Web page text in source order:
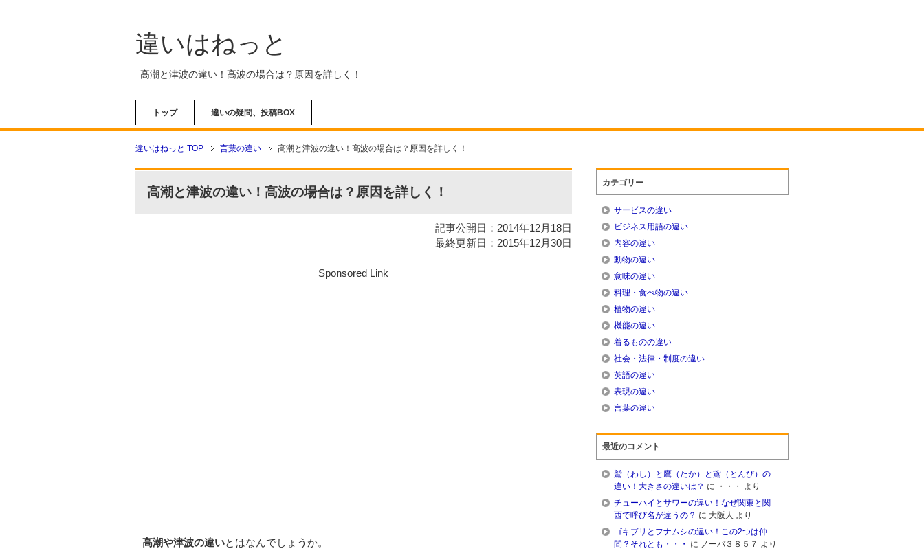
違いはねっと
高潮と津波の違い！高波の場合は？原因を詳しく！
トップ 違いの疑問、投稿BOX
違いはねっと TOP 言葉の違い 高潮と津波の違い！高波の場合は？原因を詳しく！
高潮と津波の違い！高波の場合は？原因を詳しく！
記事公開日：2014年12月18日
最終更新日：2015年12月30日
Sponsored Link
高潮や津波の違いとはなんでしょうか。
カテゴリー
サービスの違い
ビジネス用語の違い
内容の違い
動物の違い
意味の違い
料理・食べ物の違い
植物の違い
機能の違い
着るものの違い
社会・法律・制度の違い
英語の違い
表現の違い
言葉の違い
最近のコメント
鷲（わし）と鷹（たか）と鳶（とんび）の
違い！大きさの違いは？ に ・・・
より
チューハイとサワーの違い！なぜ関東と関
西で呼び名が違うの？ に 大阪人 より
ゴキブリとフナムシの違い！この2つは仲
間？それとも・・・
に ノーバ３８５７ より